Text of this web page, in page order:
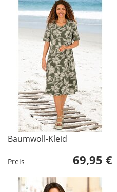
Baumwoll-Kleid
Preis 69,95 €